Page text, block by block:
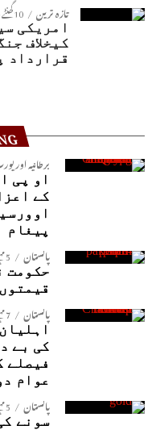
تازہ ترین 10 گھنٹے ago
امریکی
کیخلاف
قرارداد
برطانیہ اور
او پی
کے
پیغام
پاکستان 5 مہینے ago
حکومت
پاکستان 7 مہینے ago
کی بے
فیصلے
عوام
پاکستان 5 مہینے ago
سونے